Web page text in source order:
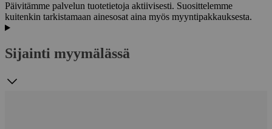
Päivitämme palvelun tuotetietoja aktiivisesti. Suosittelemme
kuitenkin tarkistamaan ainesosat aina myös myyntipakkauksesta.
Sijainti myymälässä